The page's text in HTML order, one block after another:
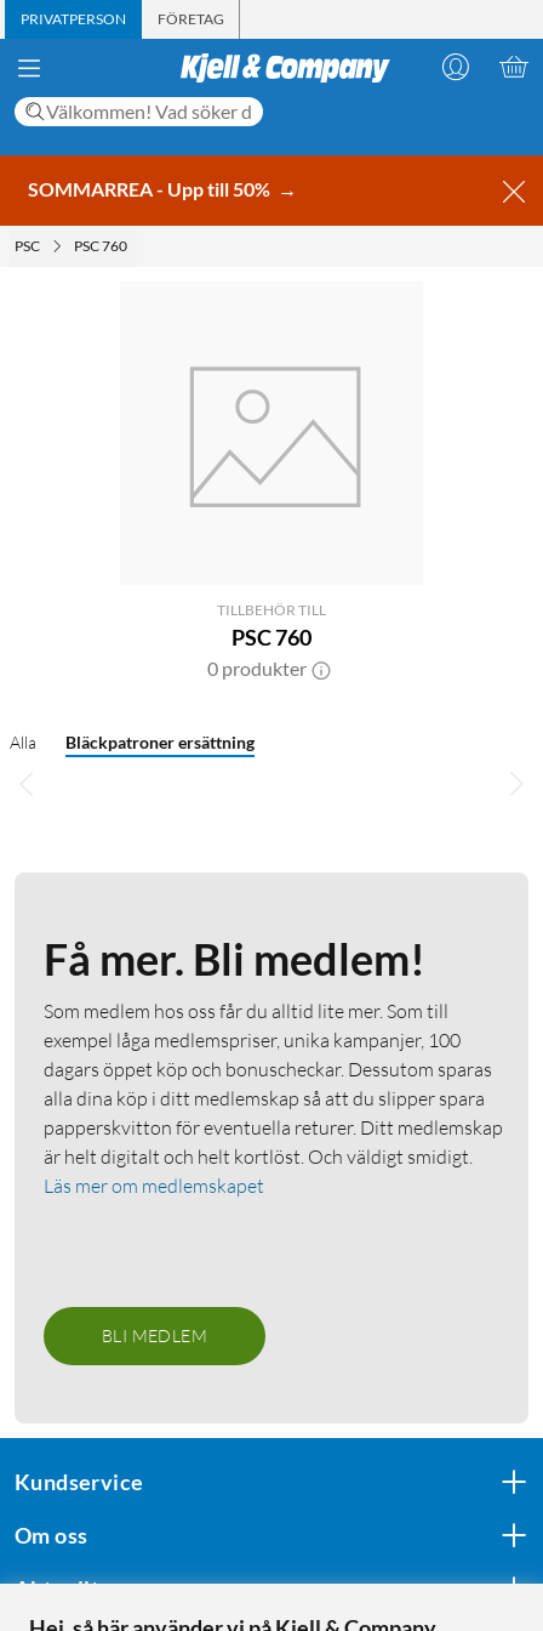
PRIVATPERSON FÖRETAG
SOMMARREA - Upp till 50% →
PSC PSC 760
TILLBEHÖR TILL
PSC 760
0 produkter
Alla Bläckpatroner ersättning
Få mer. Bli medlem!
Som medlem hos oss får du alltid lite mer. Som till
exempel låga medlemspriser, unika kampanjer, 100
dagars öppet köp och bonuscheckar. Dessutom sparas
alla dina köp i ditt medlemskap så att du slipper spara
papperskvitton för eventuella returer. Ditt medlemskap
är helt digitalt och helt kortlöst. Och väldigt smidigt.
Läs mer om medlemskapet
BLI MEDLEM
Kundservice
Om oss
Aktuellt